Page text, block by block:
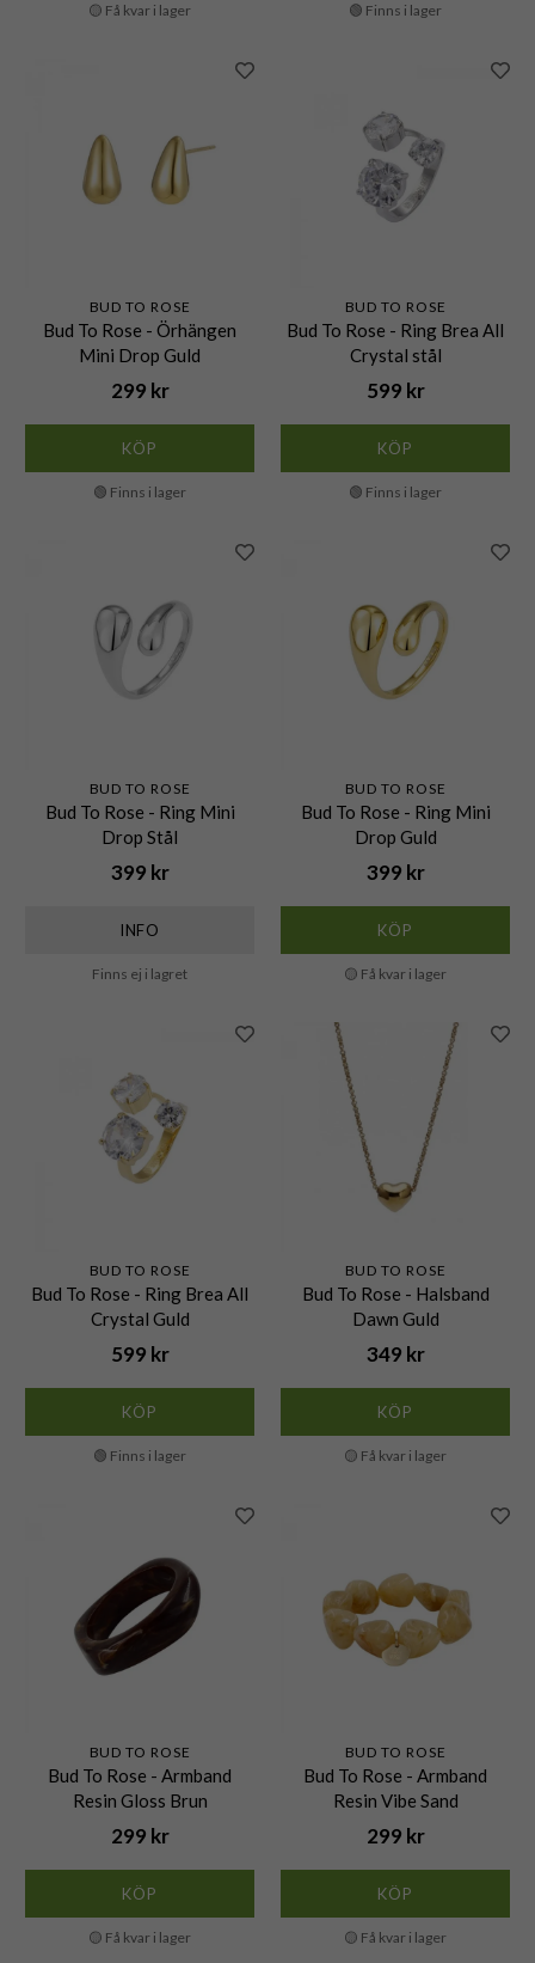
🟡 Få kvar i lager 🟢 Finns i lager
BUD TO ROSE
Bud To Rose - Örhängen
Mini Drop Guld
299 kr
KÖP
🟢 Finns i lager
BUD TO ROSE
Bud To Rose - Ring Brea All
Crystal stål
599 kr
KÖP
🟢 Finns i lager
BUD TO ROSE
Bud To Rose - Ring Mini
Drop Stål
399 kr
INFO
Finns ej i lagret
BUD TO ROSE
Bud To Rose - Ring Mini
Drop Guld
399 kr
KÖP
🟡 Få kvar i lager
BUD TO ROSE
Bud To Rose - Ring Brea All
Crystal Guld
599 kr
KÖP
🟢 Finns i lager
BUD TO ROSE
Bud To Rose - Halsband
Dawn Guld
349 kr
KÖP
🟡 Få kvar i lager
BUD TO ROSE
Bud To Rose - Armband
Resin Gloss Brun
299 kr
KÖP
🟡 Få kvar i lager
BUD TO ROSE
Bud To Rose - Armband
Resin Vibe Sand
299 kr
KÖP
🟡 Få kvar i lager